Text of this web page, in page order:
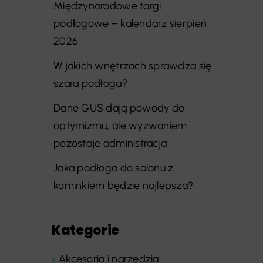
Międzynarodowe targi
podłogowe – kalendarz sierpień
2026
W jakich wnętrzach sprawdza się
szara podłoga?
Dane GUS dają powody do
optymizmu, ale wyzwaniem
pozostaje administracja
Jaka podłoga do salonu z
kominkiem będzie najlepsza?
Kategorie
Akcesoria i narzędzia